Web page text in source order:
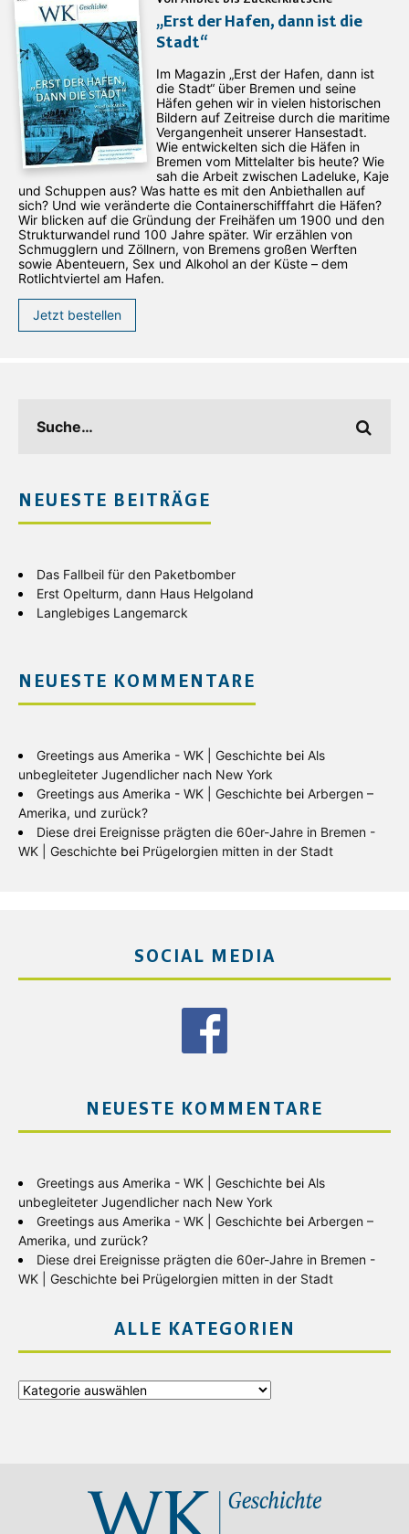
„Erst der Hafen, dann ist die
Stadt“
Im Magazin „Erst der Hafen, dann ist
die Stadt“ über Bremen und seine
Häfen gehen wir in vielen historischen
Bildern auf Zeitreise durch die maritime
Vergangenheit unserer Hansestadt.
Wie entwickelten sich die Häfen in
Bremen vom Mittelalter bis heute? Wie
sah die Arbeit zwischen Ladeluke, Kaje
und Schuppen aus? Was hatte es mit den Anbiethallen auf
sich? Und wie veränderte die Containerschifffahrt die Häfen?
Wir blicken auf die Gründung der Freihäfen um 1900 und den
Strukturwandel rund 100 Jahre später. Wir erzählen von
Schmugglern und Zöllnern, von Bremens großen Werften
sowie Abenteuern, Sex und Alkohol an der Küste – dem
Rotlichtviertel am Hafen.
Jetzt bestellen
NEUESTE BEITRÄGE
Das Fallbeil für den Paketbomber
Erst Opelturm, dann Haus Helgoland
Langlebiges Langemarck
NEUESTE KOMMENTARE
Greetings aus Amerika - WK | Geschichte bei Als
unbegleiteter Jugendlicher nach New York
Greetings aus Amerika - WK | Geschichte bei Arbergen –
Amerika, und zurück?
Diese drei Ereignisse prägten die 60er-Jahre in Bremen -
WK | Geschichte bei Prügelorgien mitten in der Stadt
SOCIAL MEDIA
NEUESTE KOMMENTARE
Greetings aus Amerika - WK | Geschichte bei Als
unbegleiteter Jugendlicher nach New York
Greetings aus Amerika - WK | Geschichte bei Arbergen –
Amerika, und zurück?
Diese drei Ereignisse prägten die 60er-Jahre in Bremen -
WK | Geschichte bei Prügelorgien mitten in der Stadt
ALLE KATEGORIEN
Alle